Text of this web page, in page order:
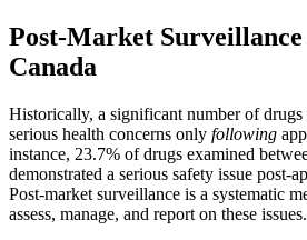
Post-Market
Canada
Historically, a significant number of drugs
serious health concerns only following
instance, 23.7% of drugs examined
demonstrated a serious safety issue post-
Post-market surveillance is a systematic
assess, manage, and report on these issues.